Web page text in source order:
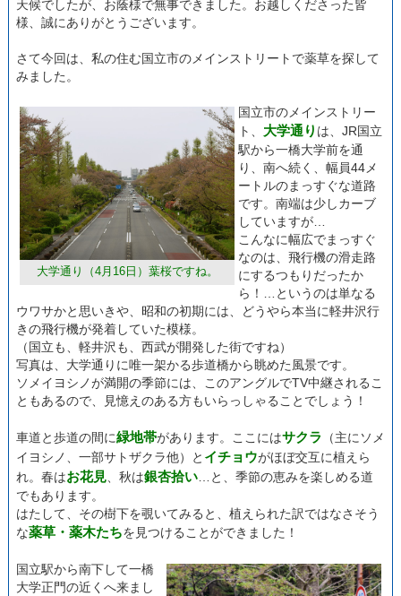
天候でしたが、お蔭様で無事できました。お越しくださった皆
様、誠にありがとうございます。
さて今回は、私の住む国立市のメインストリートで薬草を探して
みました。
大学通り（4月16日）葉桜ですね。
国立市のメインストリー
ト、 大学通り は、JR国立
駅から一橋大学前を通
り、南へ続く、幅員44メ
ートルのまっすぐな道路
です。南端は少しカーブ
していますが…
こんなに幅広でまっすぐ
なのは、飛行機の滑走路
にするつもりだったか
ら！…というのは単なる
ウワサかと思いきや、昭和の初期には、どうやら本当に軽井沢行
きの飛行機が発着していた模様。
（国立も、軽井沢も、西武が開発した街ですね）
写真は、大学通りに唯一架かる歩道橋から眺めた風景です。
ソメイヨシノが満開の季節には、このアングルでTV中継されるこ
ともあるので、見憶えのある方もいらっしゃることでしょう！
車道と歩道の間に緑地帯があります。ここにはサクラ （主にソメ
イヨシノ、一部サトザクラ他）と イチョウがほぼ交互に植えら
れ。春はお花見 、秋は銀杏拾い …と、季節の恵みを楽しめる道
でもあります。
はたして、その樹下を覗いてみると、植えられた訳ではなさそう
な薬草・薬木たちを見つけることができました！
国立駅から南下して一橋
大学正門の近くへ来まし